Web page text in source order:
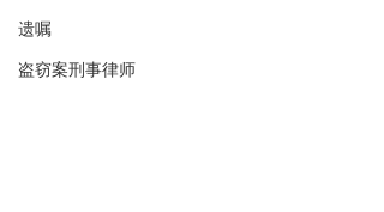
遗嘱
盗窃案刑事律师